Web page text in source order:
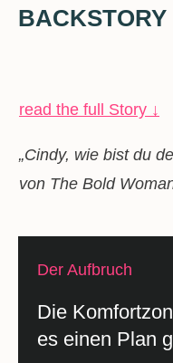
BACKSTORY
read the full Story ↓
„Cindy, wie bist du
von The Bold
Der Aufbruch
Die
es einen Plan